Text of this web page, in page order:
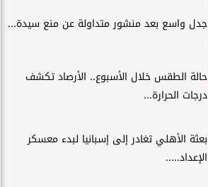
جدل واسع بعد منشور متداولة عن منع سيدة...
حالة الطقس خلال الأسبوع.. الأرصاد تكشف
درجات الحرارة...
بعثة الأهلي تغادر إلى إسبانيا لبدء معسكر
الإعداد.....